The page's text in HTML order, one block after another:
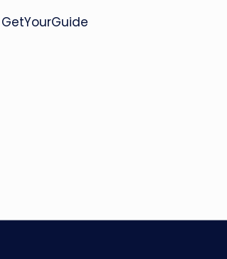
GetYourGuide